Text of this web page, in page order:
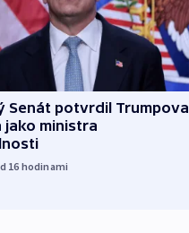
Senát potvrdil Trumpova
jako ministra
16 hodinami